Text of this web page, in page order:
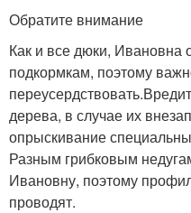
Обратите внимание
Как и все дюки, Ивановна
подкормкам, поэтому
дерева, в случае их
опрыскивание
Разным грибковым
Ивановну, поэтому
проводят.